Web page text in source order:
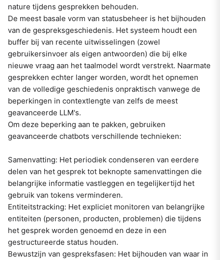
nature tijdens gesprekken behouden.
De meest basale vorm van statusbeheer is het bijhouden
van de gespreksgeschiedenis. Het systeem houdt een
buffer bij van recente uitwisselingen (zowel
gebruikersinvoer als eigen antwoorden) die bij elke
nieuwe vraag aan het taalmodel wordt verstrekt. Naarmate
gesprekken echter langer worden, wordt het opnemen
van de volledige geschiedenis onpraktisch vanwege de
beperkingen in contextlengte van zelfs de meest
geavanceerde LLM's.
Om deze beperking aan te pakken, gebruiken
geavanceerde chatbots verschillende technieken:
Samenvatting: Het periodiek condenseren van eerdere
delen van het gesprek tot beknopte samenvattingen die
belangrijke informatie vastleggen en tegelijkertijd het
gebruik van tokens verminderen.
Entiteitstracking: Het expliciet monitoren van belangrijke
entiteiten (personen, producten, problemen) die tijdens
het gesprek worden genoemd en deze in een
gestructureerde status houden.
Bewustzijn van gespreksfasen: Het bijhouden van waar in